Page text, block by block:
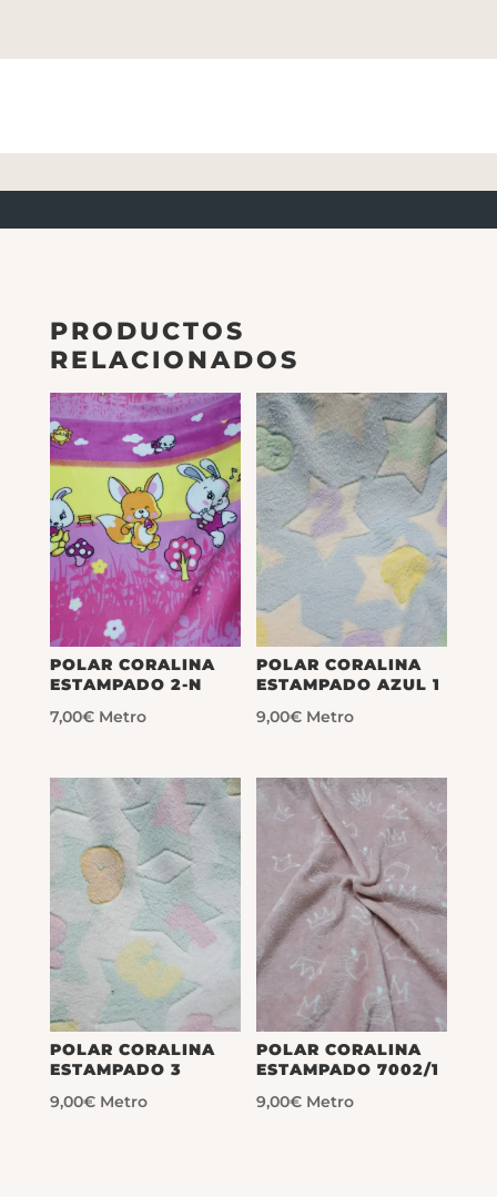
PRODUCTOS
RELACIONADOS
POLAR CORALINA
ESTAMPADO 2-N
7,00€ Metro
POLAR CORALINA
ESTAMPADO AZUL 1
9,00€ Metro
POLAR CORALINA
ESTAMPADO 3
9,00€ Metro
POLAR CORALINA
ESTAMPADO 7002/1
9,00€ Metro